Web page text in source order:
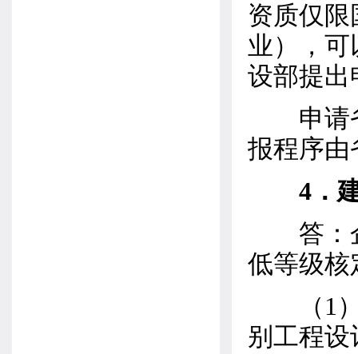
资质仅
业），
设部提出
申请省
报程序由
4．
答：企
低等级核
（1）
别工程设